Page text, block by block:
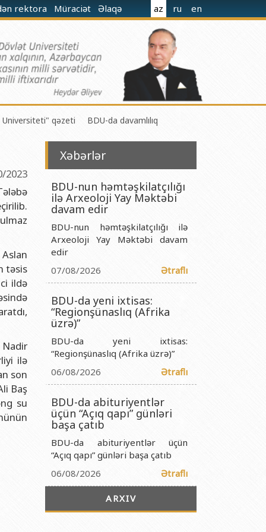
rektora Müraciət Əlaqə az ru en
adına Kataliz və Qeyri-üzvi Kimya İnstitutu
və Mexanika İnstitutu
Biologiya və Biotexnologiyalar İnstitutu
Publik Hüquqi Şəxsi
Publik Hüquqi Şəxsi
Publik Hüquqi Şəxsi
Biologiya İnstitutu Publik Hüquqi Şəxsi
Universiteti" qəzeti BDU-da davamlılıq
2023
təsis
ildə
Nadir
ilə
son
Baş
su
Xəbərlər
BDU-nun həmtəşkilatçılığı
ilə Arxeoloji Yay Məktəbi
davam edir
BDU-nun həmtəşkilatçılığı ilə
Arxeoloji Yay Məktəbi davam
edir
07/08/2026
Ətraflı
BDU-da yeni ixtisas:
“Regionşünaslıq (Afrika
üzrə)”
BDU-da yeni ixtisas:
“Regionşünaslıq (Afrika üzrə)”
06/08/2026
Ətraflı
BDU-da abituriyentlər
üçün “Açıq qapı” günləri
başa çatıb
BDU-da abituriyentlər üçün
“Açıq qapı” günləri başa çatıb
06/08/2026
Ətraflı
ARXIV